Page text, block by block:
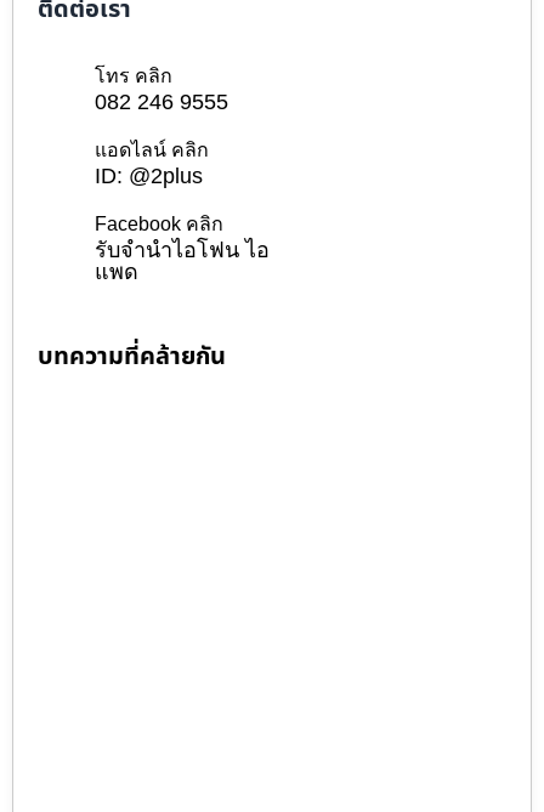
ติดต่อเรา
โทร คลิก
082 246 9555
แอดไลน์ คลิก
ID: @2plus
Facebook คลิก
รับจำนำไอโฟน ไอ
แพด
บทความที่คล้ายกัน